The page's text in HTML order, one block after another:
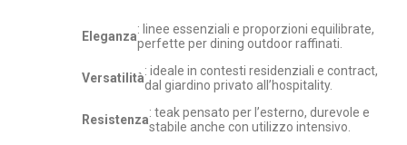
Eleganza: linee essenziali e proporzioni equilibrate,
perfette per dining outdoor raffinati.
Versatilità: ideale in contesti residenziali e contract,
dal giardino privato all’hospitality.
Resistenza: teak pensato per l’esterno, durevole e
stabile anche con utilizzo intensivo.